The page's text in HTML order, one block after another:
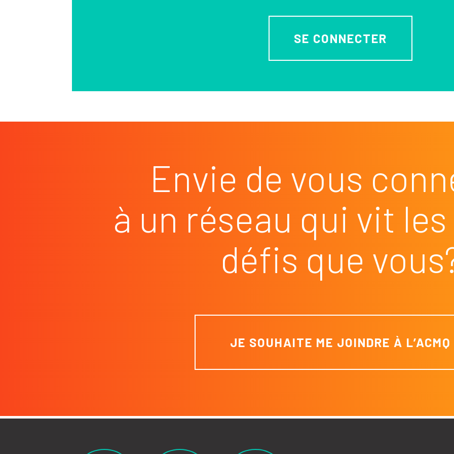
SE CONNECTER
Envie de vous
à un réseau qui vit
défis que
JE SOUHAITE ME JOINDRE À L’ACMQ